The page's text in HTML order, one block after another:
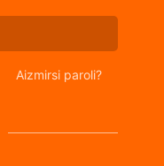
Aizmirsi paroli?